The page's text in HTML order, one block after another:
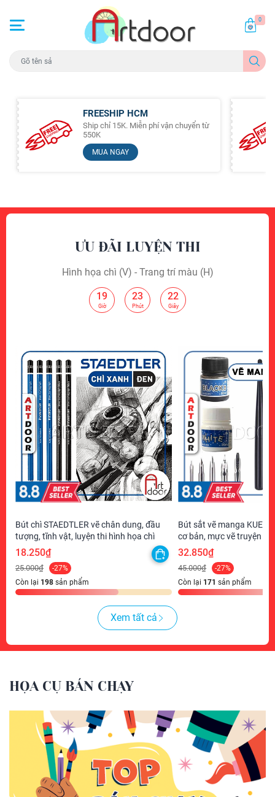
0
FREESHIP HCM
Ship chỉ 15K. Miễn phí vận chuyển từ
550K
MUA NGAY
ƯU ĐÃI LUYỆN THI
Hình họa chì (V) - Trang trí màu (H)
19
Giờ
23
Phút
21
Giây
Bút chì STAEDTLER vẽ chân dung, đầu
tượng, tĩnh vật, luyện thi hình họa chì
18.250₫
25.000₫
-27%
Còn lại 198 sản phẩm
Bút sắt vẽ manga
cơ bản, mực vẽ truyện
32.850₫
45.000₫
-27%
Còn lại 171 sản phẩm
Xem tất cả
HỌA CỤ BÁN CHẠY